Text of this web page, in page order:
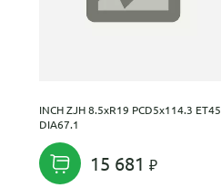
INCH ZJH 8.5xR19 PCD5x114.3 ET45
DIA67.1
15 681